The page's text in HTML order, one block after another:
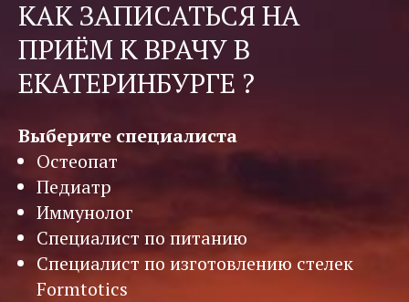
КАК ЗАПИСАТЬСЯ НА
ПРИЁМ К ВРАЧУ В
ЕКАТЕРИНБУРГЕ ?
Выберите специалиста
Остеопат
Педиатр
Иммунолог
Специалист по питанию
Специалист по изготовлению стелек
Formtotics